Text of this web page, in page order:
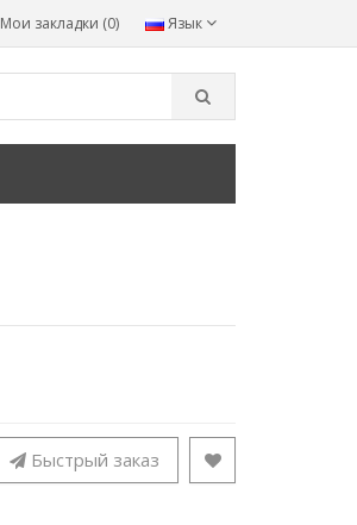
Язык
Мои закладки (0)
Быстрый заказ